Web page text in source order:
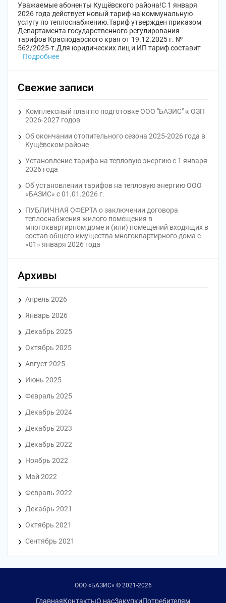
Уважаемые абоненты Кущёвского района!С 1 января
2026 года действует новый тариф на коммунальную
услугу по теплоснабжению.Тариф утвержден приказом
Департамента государственного регулирования
тарифов Краснодарского края от 19.12.2025 г. №
562/2025-т.Для юридических лиц и ИП тариф составит
Подробнее
Свежие записи
Комплексный план по подготовке ООО "БАЗИС" к ОЗП
2026-2027 годов
Об окончании отопительного сезона 2025-2026 года в
Кущёвском районе
Установление тарифа на тепловую энергию с 1 января
2026 года
Об установлении тарифов на тепловую энергию ООО
«БАЗИС» с 01.01.2026 г.
ПУБЛИЧНАЯ ОФЕРТА o заключении договора
теплоснабжения жилого помещения в
многоквартирном доме и (или) помещений входящих в
состав общего имущества многоквартирного дома с
«01» января 2026 года
Архивы
Апрель 2026
Январь 2026
Декабрь 2025
Октябрь 2025
Август 2025
Июнь 2025
Февраль 2025
Декабрь 2024
Декабрь 2023
Декабрь 2022
Ноябрь 2022
Май 2022
Февраль 2022
Декабрь 2021
Октябрь 2021
Сентябрь 2021
ООО «БАЗИС» © 2021-2026
ГлавнаяКонтактыО насЗакупкиПотребителям